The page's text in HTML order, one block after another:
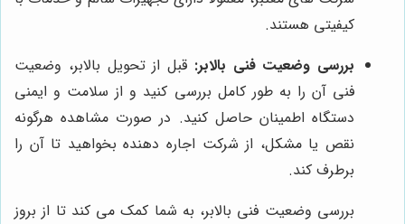
کیفیتی هستند.
بررسی وضعیت فنی بالابر: قبل از تحویل بالابر، وضعیت
فنی آن را به طور کامل بررسی کنید و از سلامت و ایمنی
دستگاه اطمینان حاصل کنید. در صورت مشاهده هرگونه
نقص یا مشکل، از شرکت اجاره دهنده بخواهید تا آن را
برطرف کند.
بررسی وضعیت فنی بالابر، به شما کمک می کند تا از بروز